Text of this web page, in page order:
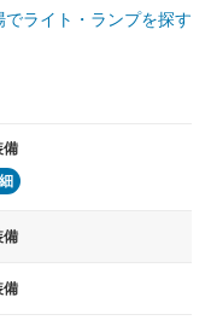
でライト・ランプを探す
備
備
備